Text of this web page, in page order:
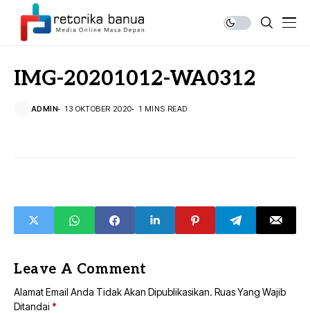
IMG-20201012-WA0312
ADMIN 13 OKTOBER 2020 1 MINS READ
Leave A Comment
Alamat Email Anda Tidak Akan Dipublikasikan. Ruas Yang Wajib
Ditandai *